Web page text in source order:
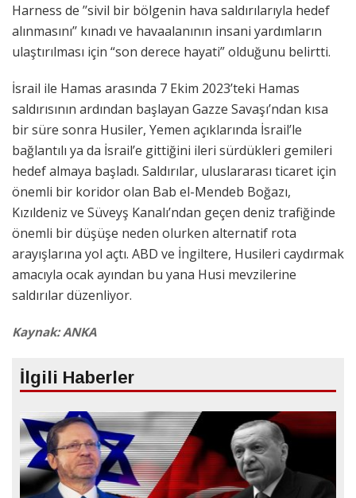
Harness de ’’sivil bir bölgenin hava saldırılarıyla hedef
alınmasını’’ kınadı ve havaalanının insani yardımların
ulaştırılması için “son derece hayati” olduğunu belirtti.
İsrail ile Hamas arasında 7 Ekim 2023’teki Hamas
saldırısının ardından başlayan Gazze Savaşı’ndan kısa
bir süre sonra Husiler, Yemen açıklarında İsrail’le
bağlantılı ya da İsrail’e gittiğini ileri sürdükleri gemileri
hedef almaya başladı. Saldırılar, uluslararası ticaret için
önemli bir koridor olan Bab el-Mendeb Boğazı,
Kızıldeniz ve Süveyş Kanalı’ndan geçen deniz trafiğinde
önemli bir düşüşe neden olurken alternatif rota
arayışlarına yol açtı. ABD ve İngiltere, Husileri caydırmak
amacıyla ocak ayından bu yana Husi mevzilerine
saldırılar düzenliyor.
Kaynak: ANKA
İlgili Haberler